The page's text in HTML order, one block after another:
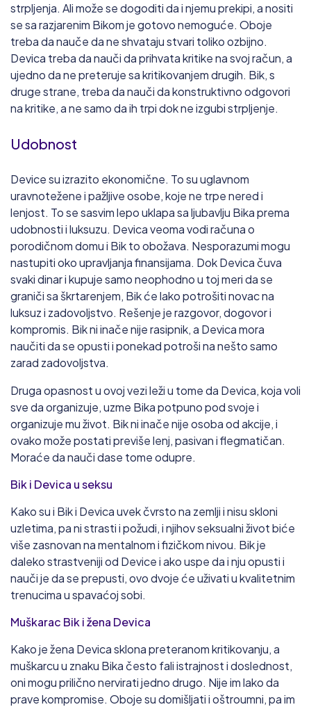
strpljenja. Ali može se dogoditi da i njemu prekipi, a nositi
se sa razjarenim Bikom je gotovo nemoguće. Oboje
treba da nauče da ne shvataju stvari toliko ozbijno.
Devica treba da nauči da prihvata kritike na svoj račun, a
ujedno da ne preteruje sa kritikovanjem drugih. Bik, s
druge strane, treba da nauči da konstruktivno odgovori
na kritike, a ne samo da ih trpi dok ne izgubi strpljenje.
Udobnost
Device su izrazito ekonomične. To su uglavnom
uravnotežene i pažljive osobe, koje ne trpe nered i
lenjost. To se sasvim lepo uklapa sa ljubavlju Bika prema
udobnosti i luksuzu. Devica veoma vodi računa o
porodičnom domu i Bik to obožava. Nesporazumi mogu
nastupiti oko upravljanja finansijama. Dok Devica čuva
svaki dinar i kupuje samo neophodno u toj meri da se
graniči sa škrtarenjem, Bik će lako potrošiti novac na
luksuz i zadovoljstvo. Rešenje je razgovor, dogovor i
kompromis. Bik ni inače nije rasipnik, a Devica mora
naučiti da se opusti i ponekad potroši na nešto samo
zarad zadovoljstva.
Druga opasnost u ovoj vezi leži u tome da Devica, koja voli
sve da organizuje, uzme Bika potpuno pod svoje i
organizuje mu život. Bik ni inače nije osoba od akcije, i
ovako može postati previše lenj, pasivan i flegmatičan.
Moraće da nauči dase tome odupre.
Bik i Devica u seksu
Kako su i Bik i Devica uvek čvrsto na zemlji i nisu skloni
uzletima, pa ni strasti i požudi, i njihov seksualni život biće
više zasnovan na mentalnom i fizičkom nivou. Bik je
daleko strastveniji od Device i ako uspe da i nju opusti i
nauči je da se prepusti, ovo dvoje će uživati u kvalitetnim
trenucima u spavaćoj sobi.
Muškarac Bik i žena Devica
Kako je žena Devica sklona preteranom kritikovanju, a
muškarcu u znaku Bika često fali istrajnost i doslednost,
oni mogu prilično nervirati jedno drugo. Nije im lako da
prave kompromise. Oboje su domišljati i oštroumni, pa im